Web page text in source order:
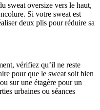
sweat oversize vers le haut,
Si votre sweat est
deux plis pour réduire sa
vérifiez qu’il ne reste
pour que le sweat soit bien
sur une étagère pour un
urbaines ou séances